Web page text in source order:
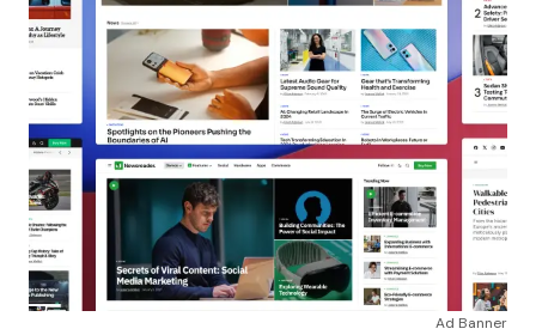
Ad Banner